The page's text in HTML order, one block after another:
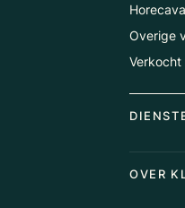
Overige
Verkocht
OVER